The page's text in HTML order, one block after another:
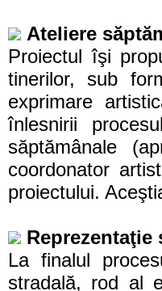
Ateliere
Proiectul îşi
tinerilor, sub
exprimare
înlesnirii
săptămânale
coordonator
proiectului.
Reprezentaţie
La finalul
stradală, rod al